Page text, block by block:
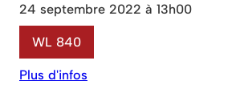
24 septembre 2022 à 13h00
WL 840
Plus d'infos